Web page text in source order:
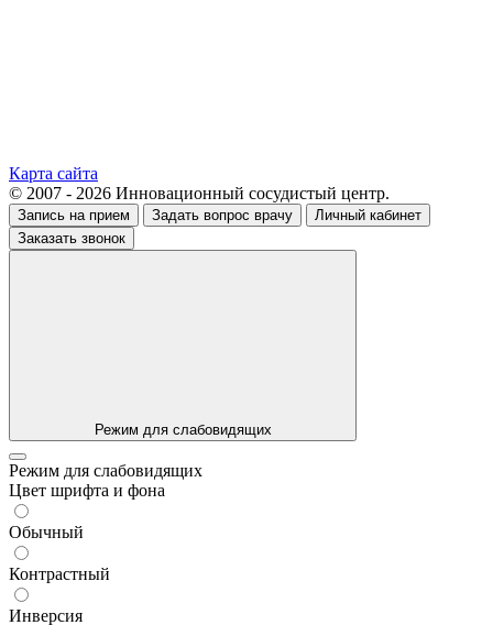
Карта сайта
© 2007 - 2026 Инновационный сосудистый центр.
Запись на прием Задать вопрос врачу
Личный кабинет
Заказать звонок
Режим для слабовидящих
Режим для слабовидящих
Цвет шрифта и фона
Обычный
Контрастный
Инверсия